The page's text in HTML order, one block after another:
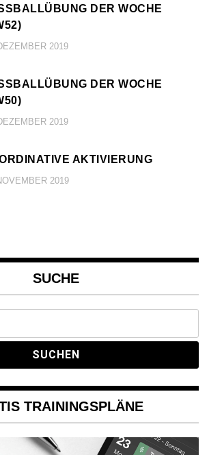
DER WOCHE (
2019
DER WOCHE (
2019
AKTIVIERUNG
2019
SUCHE
TRAININGSPLÄNE